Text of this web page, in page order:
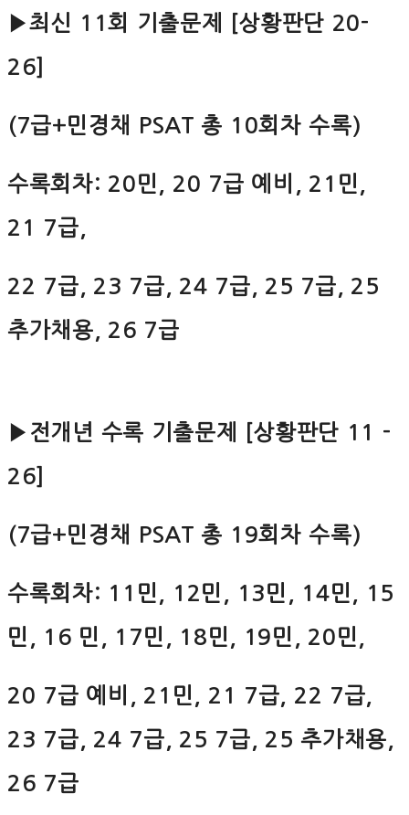
▶최신 11회 기출문제 [상황판단 20-
26]
(7급+민경채 PSAT 총 10회차 수록)
수록회차: 20민, 20 7급 예비, 21민,
21 7급,
22 7급, 23 7급, 24 7급, 25 7급, 25
추가채용, 26 7급
▶전개년 수록 기출문제 [상황판단 11 -
26]
(7급+민경채 PSAT 총 19회차 수록)
수록회차: 11민, 12민, 13민, 14민, 15
민, 16 민, 17민, 18민, 19민, 20민,
20 7급 예비, 21민, 21 7급, 22 7급,
23 7급, 24 7급, 25 7급, 25 추가채용,
26 7급